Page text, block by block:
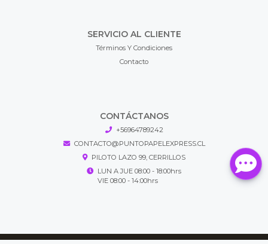
SERVICIO AL CLIENTE
Términos Y Condiciones
Contacto
CONTÁCTANOS
+56964789242
CONTACTO@PUNTOPAPELEXPRESS.CL
PILOTO LAZO 99, CERRILLOS
LUN A JUE 08:00 - 18:00hrs
VIE 08:00 - 14:00hrs